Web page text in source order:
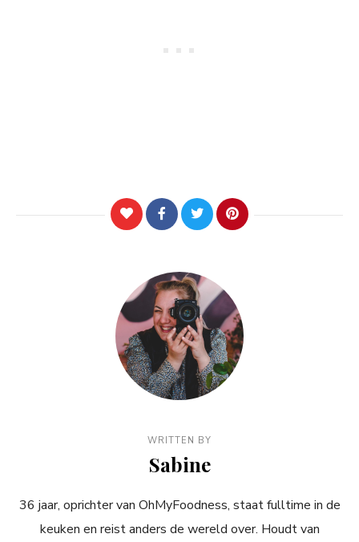
WRITTEN BY
Sabine
36 jaar, oprichter van OhMyFoodness, staat fulltime in de
keuken en reist anders de wereld over. Houdt van